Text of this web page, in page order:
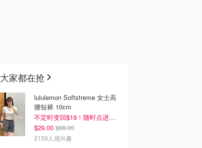
大家都在抢
lululemon Softstreme 女士高
腰短裤 10cm
不定时变回$19！随时点进来看
$29.00 $88.00
2159人感兴趣